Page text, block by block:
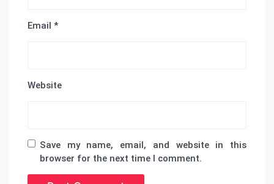
Email *
Website
Save my name, email, and website in this
browser for the next time I comment.